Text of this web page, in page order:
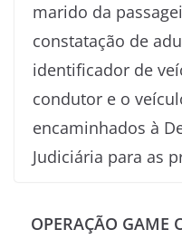
marido da
constatação de
identificador de
condutor e o
encaminhados à
Judiciária para as
OPERAÇÃO GAME